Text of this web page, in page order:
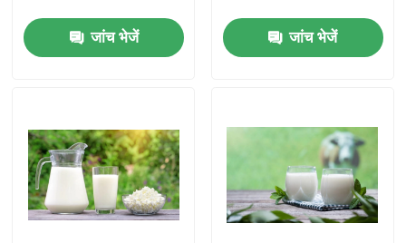
वीडियो
वीआर शो
जांच भेजें जांच भेजें